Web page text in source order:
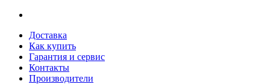
Доставка
Как купить
Гарантия и сервис
Контакты
Производители